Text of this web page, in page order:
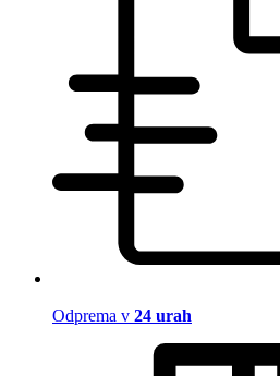
Odprema v 24 urah